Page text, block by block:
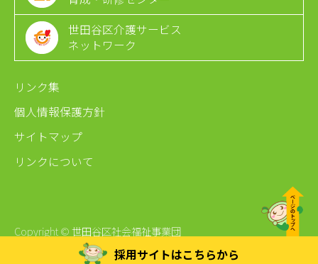
世田谷区介護サービス
ネットワーク
リンク集
個人情報保護方針
サイトマップ
リンクについて
Copyright © 世田谷区社会福祉事業団
採用サイトはこちらから